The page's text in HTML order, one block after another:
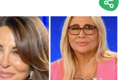
INTERVISTE